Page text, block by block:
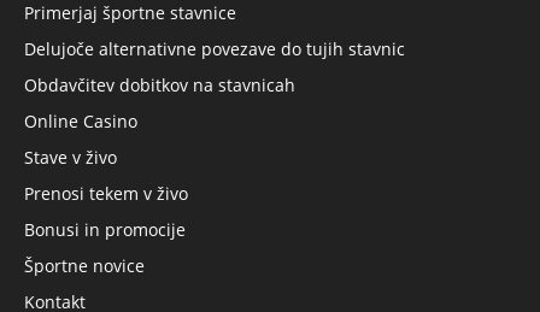
Primerjaj športne stavnice
Delujoče alternativne povezave do tujih stavnic
Obdavčitev dobitkov na stavnicah
Online Casino
Stave v živo
Prenosi tekem v živo
Bonusi in promocije
Športne novice
Kontakt